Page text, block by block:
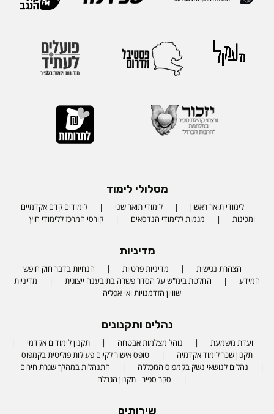
מסלולי לימוד
לימודי תואר ראשון לימודי תואר שני
לימודים קדם אקדמיים
ומכינות
מגמות ללימודי הנדסאים קורסי המרכז ללימודי חוץ
מדיניות
הצהרת נגישות מדיניות פרטיות
הנחיות בדבר חוק חופש
המידע
החלטת בימ"ש על הסדר פשרה בתובענה ייצוגית
מדיניות
שוויון הזדמנויות ואי-אפליה
נהלים ותקנונים
ועדת משמעת נוהל מצלמות אבטחה
תקנון לימודים אקדמי
תקנון שכר לימוד אקדמיה
טופס אישור לקיום פעילות פוליטית בקמפוס
נהלים לנושאי נשק בקמפוס המכללה
התנהלות במהלך שגרת חירום
סקר ספיר - תקנון הגרלה
שירותים